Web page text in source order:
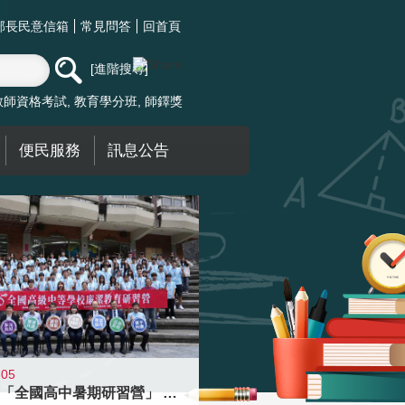
長民意信箱 常見問答 回首頁
進階搜尋
師資格考試 教育學分班 師鐸獎
便民服務 訊息公告
國教署「全國高中暑期研習營」 以多